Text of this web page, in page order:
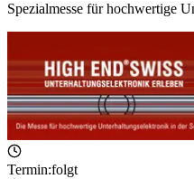
Spezialmesse für hochwertige
Termin:folgt